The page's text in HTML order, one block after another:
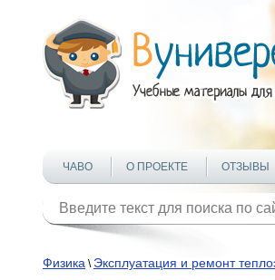
ЧАВО О ПРОЕКТЕ ОТЗЫВЫ
Физика \ Эксплуатация и ремонт